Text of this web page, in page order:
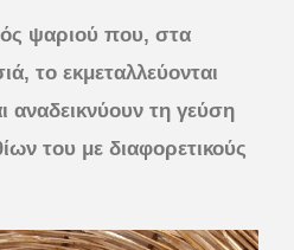
ψαριού που, στα
το εκμεταλλεύονται
αναδεικνύουν τη γεύση
του με διαφορετικούς